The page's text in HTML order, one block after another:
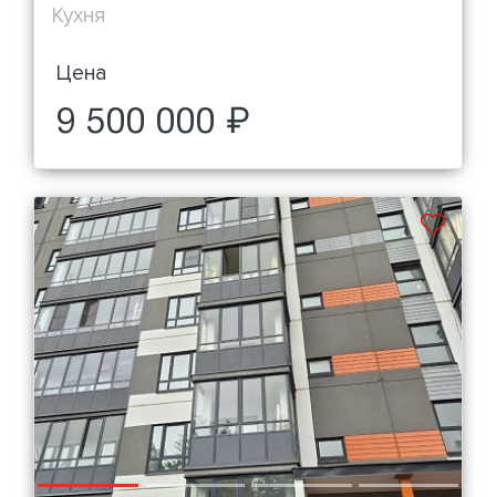
Кухня
Цена
9 500 000 ₽